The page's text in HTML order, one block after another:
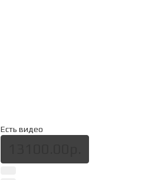
Есть видео